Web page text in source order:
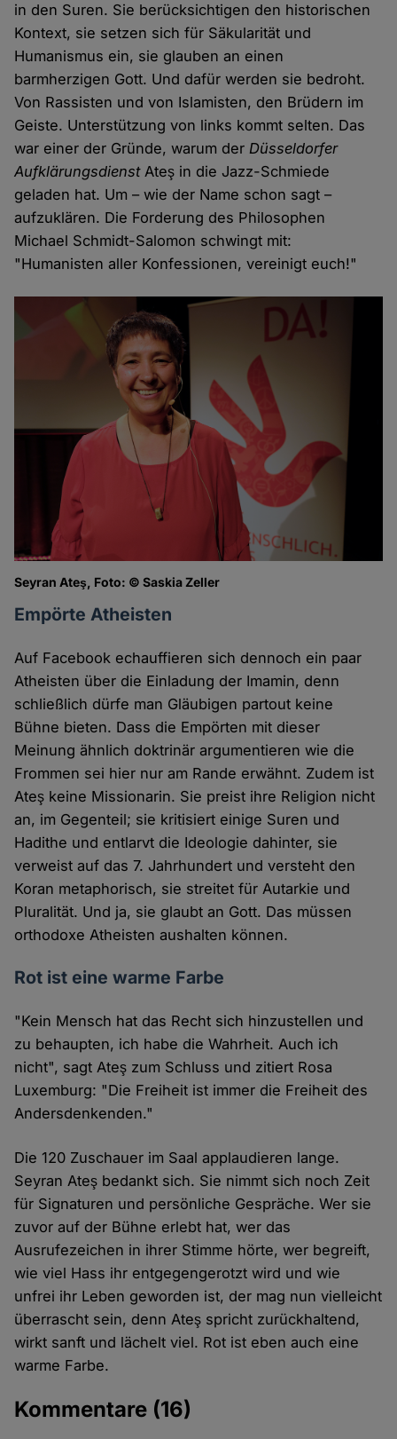
in den Suren. Sie berücksichtigen den historischen
Kontext, sie setzen sich für Säkularität und
Humanismus ein, sie glauben an einen
barmherzigen Gott. Und dafür werden sie bedroht.
Von Rassisten und von Islamisten, den Brüdern im
Geiste. Unterstützung von links kommt selten. Das
war einer der Gründe, warum derDüsseldorfer
AufklärungsdienstAteş in die Jazz-Schmiede
geladen hat. Um – wie der Name schon sagt –
aufzuklären. Die Forderung des Philosophen
Michael Schmidt-Salomon schwingt mit:
"Humanisten aller Konfessionen, vereinigt euch!"
Seyran Ateş, Foto: © Saskia Zeller
Empörte Atheisten
Auf Facebook echauffieren sich dennoch ein paar
Atheisten über die Einladung der Imamin, denn
schließlich dürfe man Gläubigen partout keine
Bühne bieten. Dass die Empörten mit dieser
Meinung ähnlich doktrinär argumentieren wie die
Frommen sei hier nur am Rande erwähnt. Zudem ist
Ateş keine Missionarin. Sie preist ihre Religion nicht
an, im Gegenteil; sie kritisiert einige Suren und
Hadithe und entlarvt die Ideologie dahinter, sie
verweist auf das 7. Jahrhundert und versteht den
Koran metaphorisch, sie streitet für Autarkie und
Pluralität. Und ja, sie glaubt an Gott. Das müssen
orthodoxe Atheisten aushalten können.
Rot ist eine warme Farbe
"Kein Mensch hat das Recht sich hinzustellen und
zu behaupten, ich habe die Wahrheit. Auch ich
nicht", sagt Ateş zum Schluss und zitiert Rosa
Luxemburg: "Die Freiheit ist immer die Freiheit des
Andersdenkenden."
Die 120 Zuschauer im Saal applaudieren lange.
Seyran Ateş bedankt sich. Sie nimmt sich noch Zeit
für Signaturen und persönliche Gespräche. Wer sie
zuvor auf der Bühne erlebt hat, wer das
Ausrufezeichen in ihrer Stimme hörte, wer begreift,
wie viel Hass ihr entgegengerotzt wird und wie
unfrei ihr Leben geworden ist, der mag nun vielleicht
überrascht sein, denn Ateş spricht zurückhaltend,
wirkt sanft und lächelt viel. Rot ist eben auch eine
warme Farbe.
Kommentare (16)